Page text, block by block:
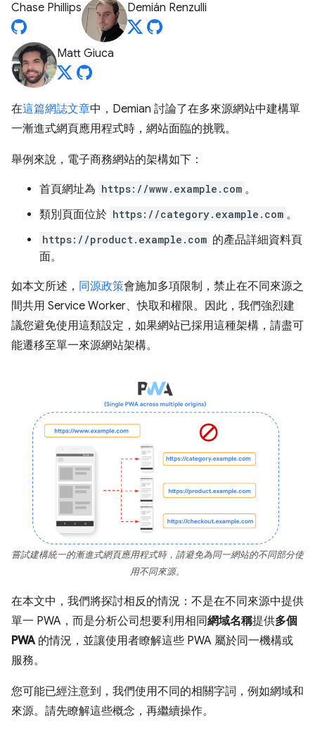
Chase Phillips Demián Renzulli
Matt Giuca
在這篇網誌文章中，Demian 討論了在多來源網站中建構單
一漸進式網頁應用程式時，網站面臨的挑戰。
舉例來說，電子商務網站的架構如下：
首頁網址為 https://www.example.com 。
類別頁面位於 https://category.example.com 。
https://product.example.com 的產品詳細資料頁
面。
如本文所述， 同源政策會施加多項限制，禁止在不同來源之
間共用 Service Worker、快取和權限。因此，我們強烈建
議您避免使用這類設定，如果網站已採用這種架構，請盡可
能遷移至單一來源網站架構。
嘗試建構統一的漸進式網頁應用程式時，請避免為同一網站的不同部分使
用不同來源。
在本文中，我們將探討相反的情況：不是在不同來源中提供
單一 PWA，而是分析公司想要利用相同網域名稱提供多個
PWA 的情況，並讓使用者瞭解這些 PWA 屬於同一機構或
服務。
您可能已經注意到，我們使用不同的相關字詞，例如網域和
來源。請先瞭解這些概念，再繼續操作。